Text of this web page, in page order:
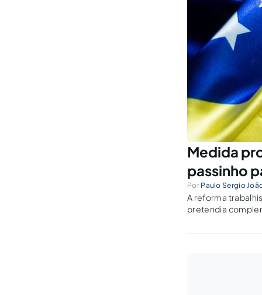
Medida
passinho
Por Paulo Sergio
A reforma
pretendia